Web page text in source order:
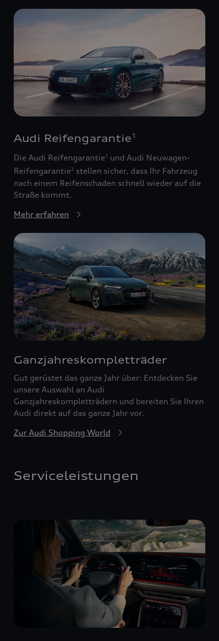
Audi Reifengarantie 1
Die Audi Reifengarantie1
und Audi Neuwagen-
Reifengarantie2 stellen sicher, dass Ihr Fahrzeug
nach einem Reifenschaden schnell wieder auf die
Straße kommt.
Mehr erfahren
Ganzjahreskompletträder
Gut gerüstet das ganze Jahr über: Entdecken Sie
unsere Auswahl an Audi
Ganzjahreskompletträdern und bereiten Sie Ihren
Audi direkt auf das ganze Jahr vor.
Zur Audi Shopping World
Serviceleistungen